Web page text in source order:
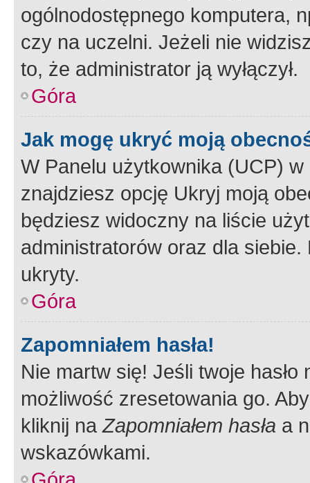
ogólnodostępnego komputera,
czy na uczelni. Jeżeli nie
to, że administrator ją wyłączył.
Góra
Jak mogę ukryć moją
W Panelu użytkownika (UCP) w
znajdziesz opcję Ukryj moją
będziesz widoczny na liście
administratorów oraz dla
ukryty.
Góra
Zapomniałem hasła!
Nie martw się! Jeśli twoje
możliwość zresetowania go.
kliknij naZapomniałem hasła a
wskazówkami.